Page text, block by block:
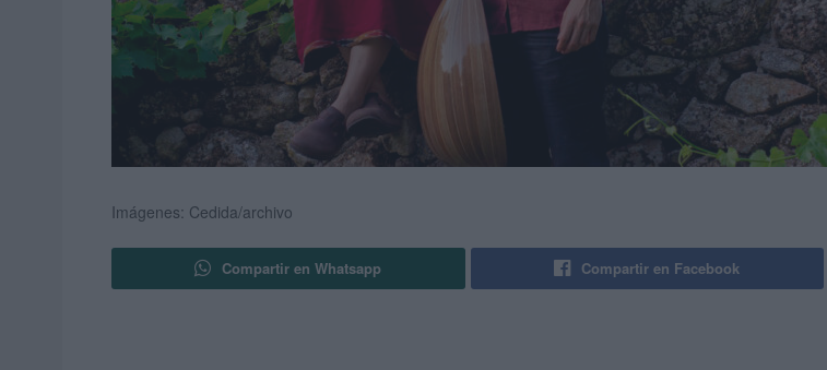
Imágenes: Cedida/archivo
Compartir en Whatsapp Compartir en Facebook